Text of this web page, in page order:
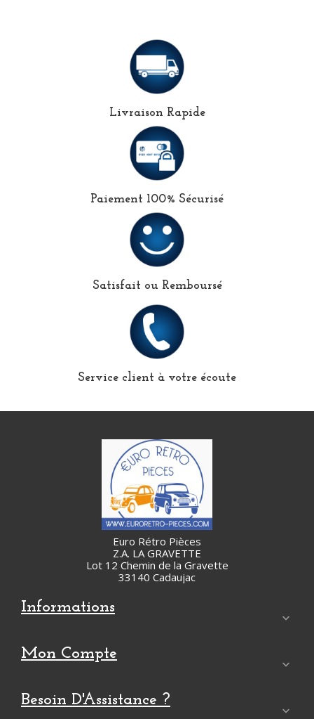
Livraison Rapide
Paiement 100% Sécurisé
Satisfait ou Remboursé
Service client à votre écoute
Euro Rétro Pièces
Z.A. LA GRAVETTE
Lot 12 Chemin de la Gravette
33140 Cadaujac
Informations

Mon Compte

Besoin D'Assistance ?
